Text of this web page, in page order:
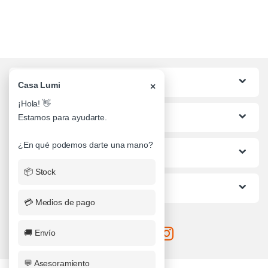
Categorias
Lo mas buscado
Informacion al Cliente
Casa Lumi ×
¡Hola! 👋
Estamos para ayudarte.
¿En qué podemos darte una mano?
📦 Stock
💳 Medios de pago
🚚 Envío
💬 Asesoramiento